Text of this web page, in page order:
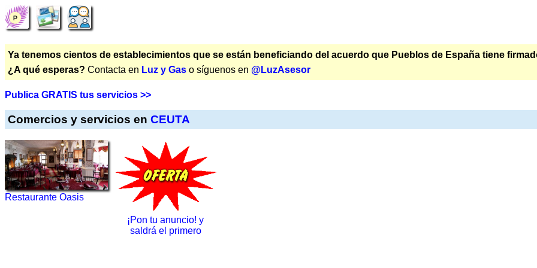
Ya tenemos cientos de establecimientos que se están beneficiando del acuerdo que Pueblos de España tiene
¿A qué esperas? Contacta en Luz y Gas o síguenos en @LuzAsesor
Publica GRATIS tus servicios >>
Comercios y servicios en CEUTA
Restaurante Oasis
¡Pon tu anuncio! y
saldrá el primero